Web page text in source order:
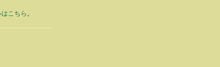
こちら。